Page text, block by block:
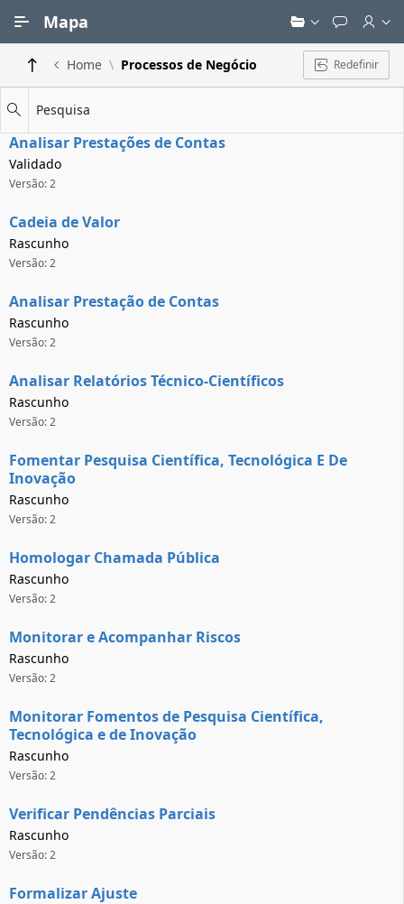
Mapa
Home Processos de Negócio Redefinir
Pesquisa
Analisar Prestações de Contas
Validado
Versão: 2
Cadeia de Valor
Rascunho
Versão: 2
Analisar Prestação de Contas
Rascunho
Versão: 2
Analisar Relatórios Técnico-Científicos
Rascunho
Versão: 2
Fomentar Pesquisa Científica, Tecnológica E De
Inovação
Rascunho
Versão: 2
Homologar Chamada Pública
Rascunho
Versão: 2
Monitorar e Acompanhar Riscos
Rascunho
Versão: 2
Monitorar Fomentos de Pesquisa Científica,
Tecnológica e de Inovação
Rascunho
Versão: 2
Verificar Pendências Parciais
Rascunho
Versão: 2
Formalizar Ajuste